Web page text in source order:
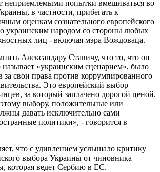
неприемлемыми попытки вмешиваться во
в частности, прибегать к
оценкам сознательного европейского
украинским народом со стороны любых
лиц - включая мэра Вождоваца.
Александару Ставичу, что то, что он
называет «украинским сценарием», было
за свои права против коррумпированного
Это европейский выбор
за который заплачено дорогой ценой.
выбору, положительные или
давать исключительно сами
политики», - говорится в
что с удивлением услышало критику
выбора Украины от чиновника
которая ведет Сербию в ЕС.